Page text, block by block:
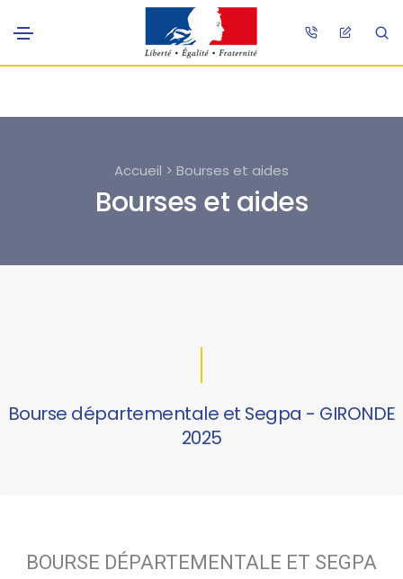
Accueil > Bourses et aides
Bourses et aides
Bourse départementale et Segpa - GIRONDE
2025
BOURSE DÉPARTEMENTALE ET SEGPA